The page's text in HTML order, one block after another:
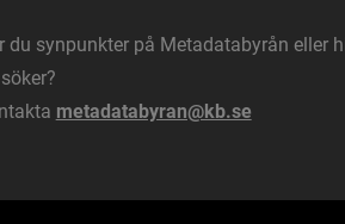
du synpunkter på Metadatabyrån eller
metadatabyran@kb.se